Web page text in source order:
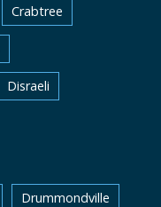
Crabtree
Disraeli
Drummondville